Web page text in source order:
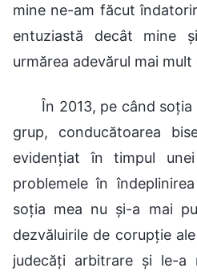
mine ne-am făcut
entuziastă decât mine
urmărea adevărul mai
În 2013, pe când
grup, conducătoarea
evidențiat în timpul
problemele în
soția mea nu și-a mai
dezvăluirile de corupție
judecăți arbitrare și le-a